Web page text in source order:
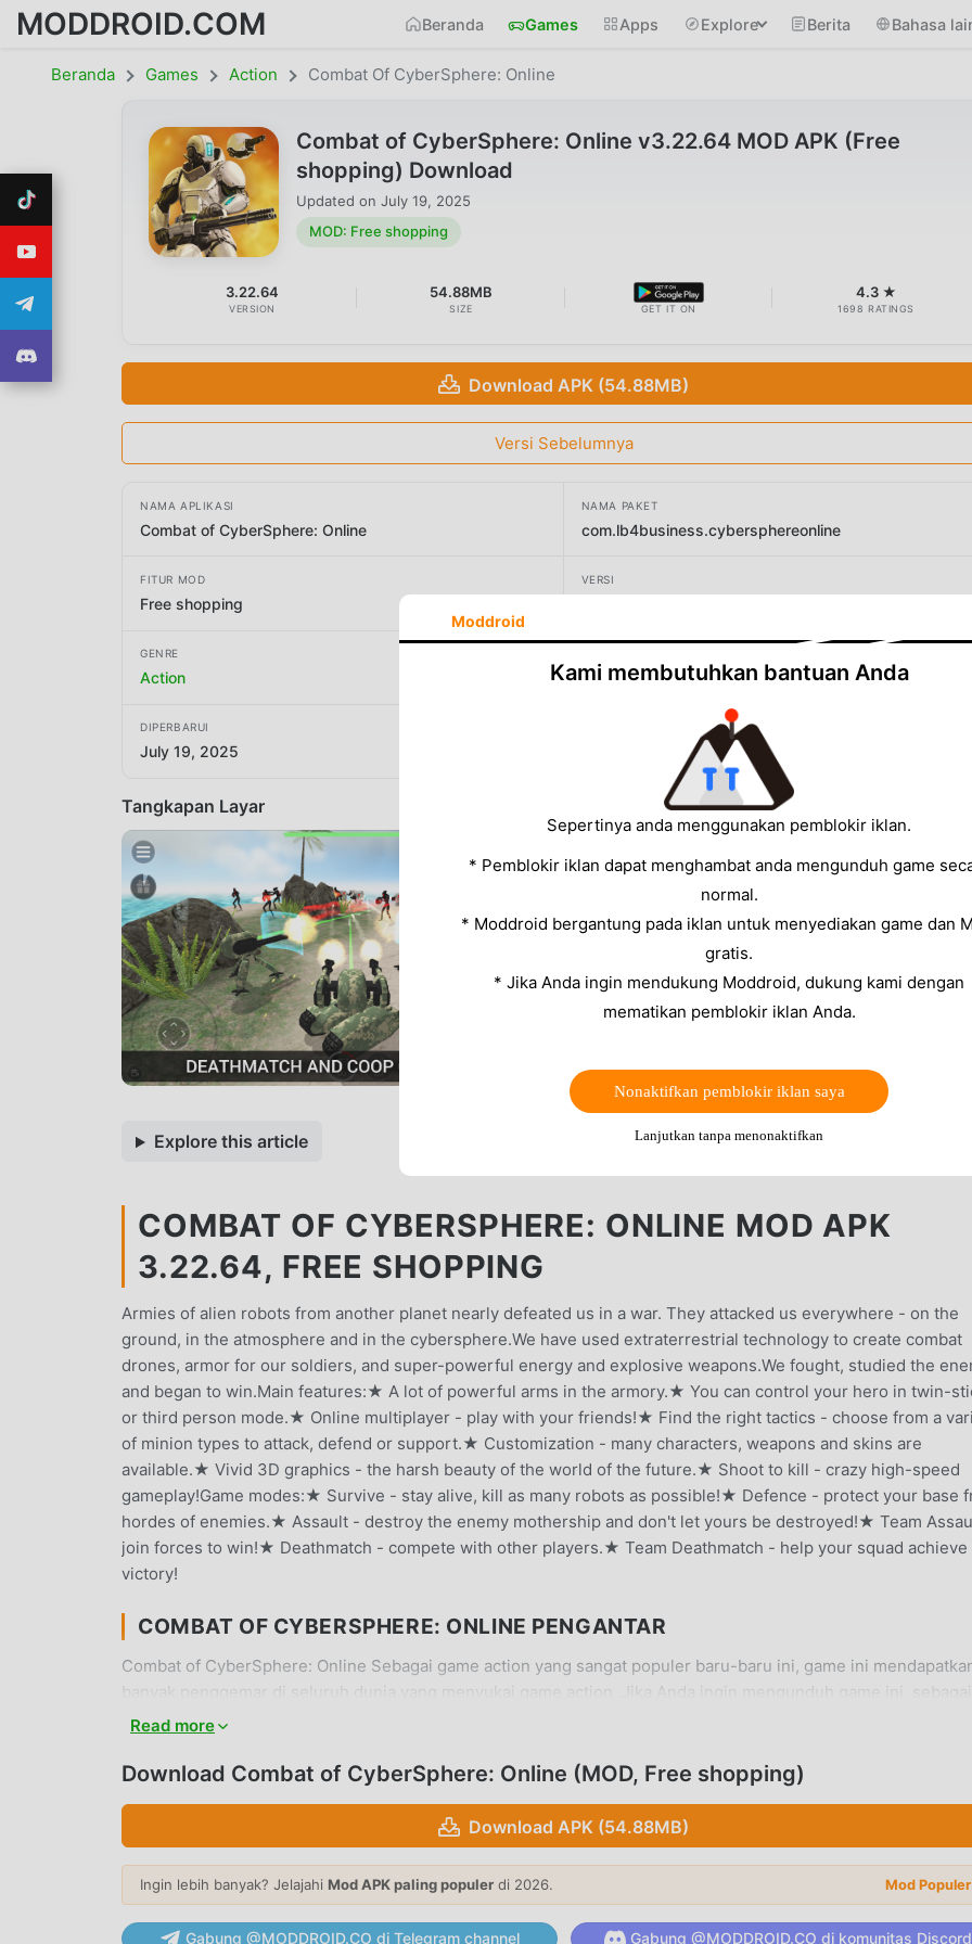
MODDROID.COM Beranda Games Apps Explore Berita Bahasa
Beranda Games Action Combat Of CyberSphere: Online
Combat of CyberSphere: Online v3.22.64 MOD APK (Free
shopping) Download
Updated on July 19, 2025
MOD: Free shopping
3.22.64
VERSION
54.88MB
SIZE GET IT ON
4.3 ★
1698 RATINGS
Download APK (54.88MB)
Versi Sebelumnya
NAMA APLIKASI
Combat of CyberSphere: Online
NAMA PAKET
com.lb4business.cybersphereonline
FITUR MOD
Free shopping
VERSI
GENRE
Action Decakisunjarum Shooting Games
DIPERBARUI
July 19, 2025
Tangkapan Layar
Explore this article
COMBAT OF CYBERSPHERE: ONLINE MOD APK
3.22.64, FREE SHOPPING
Armies of alien robots from another planet nearly defeated us in a war. They attacked us everywhere - on the
ground, in the atmosphere and in the cybersphere.We have used extraterrestrial technology to create combat
drones, armor for our soldiers, and super-powerful energy and explosive weapons.We fought, studied the
and began to win.Main features:★ A lot of powerful arms in the armory.★ You can control your hero in twin-
or third person mode.★ Online multiplayer - play with your friends!★ Find the right tactics - choose from a
of minion types to attack, defend or support.★ Customization - many characters, weapons and skins are
available.★ Vivid 3D graphics - the harsh beauty of the world of the future.★ Shoot to kill - crazy high-speed
gameplay!Game modes:★ Survive - stay alive, kill as many robots as possible!★ Defence - protect your base
hordes of enemies.★ Assault - destroy the enemy mothership and don't let yours be destroyed!★ Team
join forces to win!★ Deathmatch - compete with other players.★ Team Deathmatch - help your squad achieve
victory!
COMBAT OF CYBERSPHERE: ONLINE PENGANTAR
Combat of CyberSphere: Online Sebagai game action yang sangat populer baru-baru ini, game ini
banyak penggemar di seluruh dunia yang menyukai game action .Jika Anda ingin mengunduh game ini, sebagai
situs unduhan game mod apk gratis terbesar di dunia -- moddroid adalah pilihan terbaik Anda. moddroid tidak
shopping mod gratis, membantu Anda menyimpan tugas mekanis yang berulang dalam gim, sehingga Anda
CyberSphere: Onlinemod tidak akan membebankan biaya apa pun kepada pemain, dan 100% aman, tersedia, dan
gratis untuk dipasang. Cukup unduh klien moddroid, Anda dapat mengunduh dan menginstalCombat of
CyberSphere: Online 3.22.64 dengan satu klik. Tunggu apa lagi, unduh moddroid dan mainkan!
GAMEPLAY UNIK
Read more
Download Combat of CyberSphere: Online (MOD, Free shopping)
Download APK (54.88MB)
Ingin lebih banyak? Jelajahi Mod APK paling populer di 2026. Mod
Gabung @MODDROID.CO di Telegram channel Gabung @MODDROID.CO di komunitas Discord
Moddroid
Kami membutuhkan bantuan Anda
Sepertinya anda menggunakan pemblokir iklan.
* Pemblokir iklan dapat menghambat anda mengunduh game
normal.
* Moddroid bergantung pada iklan untuk menyediakan game dan
gratis.
* Jika Anda ingin mendukung Moddroid, dukung kami dengan
mematikan pemblokir iklan Anda.
Nonaktifkan pemblokir iklan saya
Lanjutkan tanpa menonaktifkan